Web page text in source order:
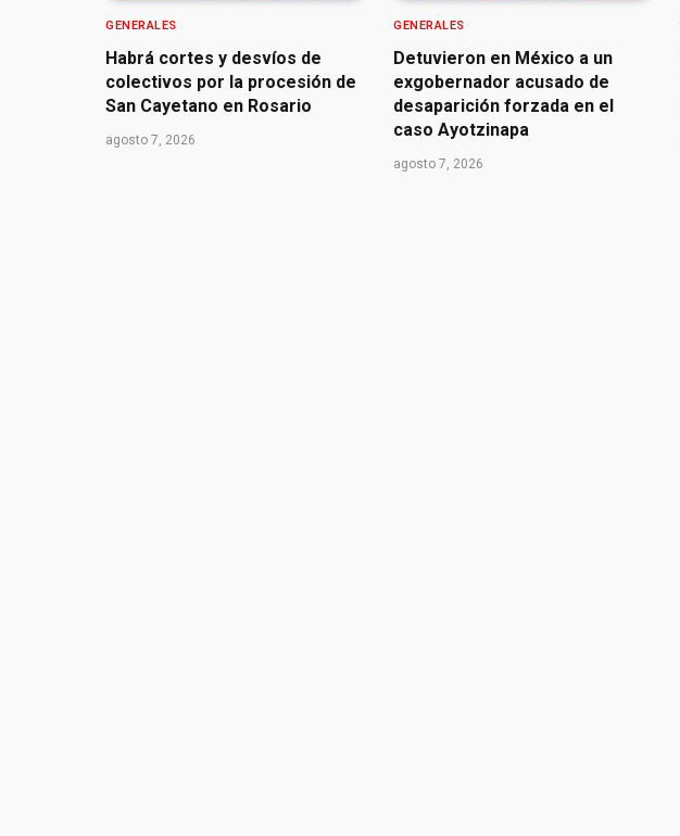
GENERALES
Habrá cortes y desvíos de
colectivos por la procesión de
San Cayetano en Rosario
agosto 7, 2026
GENERALES
Detuvieron en México a un
exgobernador acusado de
desaparición forzada en el
caso Ayotzinapa
agosto 7, 2026